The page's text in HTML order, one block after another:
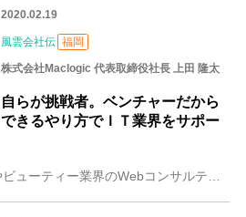
2020.02.19
風雲会社伝 福岡
株式会社Maclogic 代表取締役社長 上田 隆太
自らが挑戦者。ベンチャーだから
できるやり方でＩＴ業界をサポー
福岡を拠点にEコマースやビューティー業界のWebコンサルティング事業を展開する株式会社Maclogic（マクロジック）。大手ＩＴ企業に勤めた経験を持つ代表取締役